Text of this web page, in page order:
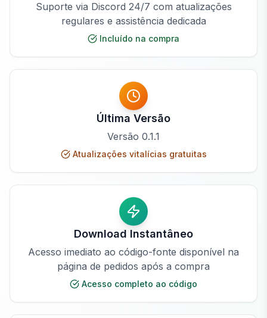
Suporte via Discord 24/7 com atualizações
regulares e assistência dedicada
Incluído na compra
Última Versão
Versão 0.1.1
Atualizações vitalícias gratuitas
Download Instantâneo
Acesso imediato ao código-fonte disponível na
página de pedidos após a compra
Acesso completo ao código